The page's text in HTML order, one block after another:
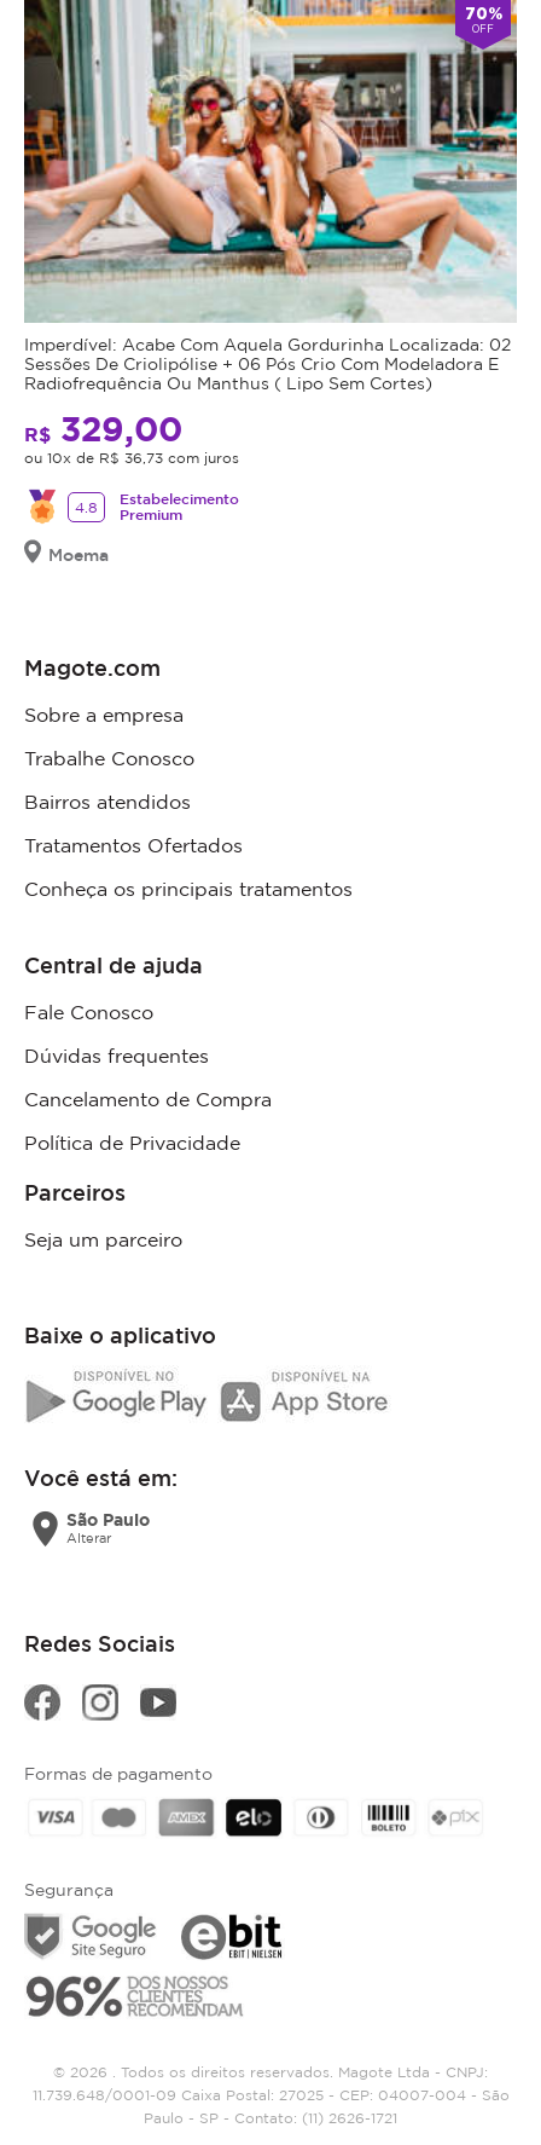
70%
OFF
Imperdível: Acabe Com Aquela Gordurinha Localizada: 02
Sessões De Criolipólise + 06 Pós Crio Com Modeladora E
Radiofrequência Ou Manthus ( Lipo Sem Cortes)
R$ 329,00
ou 10x de R$ 36,73 com juros
4.8
Estabelecimento
Premium
Moema
Magote.com
Sobre a empresa
Trabalhe Conosco
Bairros atendidos
Tratamentos Ofertados
Conheça os principais tratamentos
Central de ajuda
Fale Conosco
Dúvidas frequentes
Cancelamento de Compra
Política de Privacidade
Parceiros
Seja um parceiro
Baixe o aplicativo
Você está em:
location_on São Paulo
Alterar
Redes Sociais
Segurança
Formas de pagamento
© 2026 . Todos os direitos reservados. Magote Ltda - CNPJ:
11.739.648/0001-09 Caixa Postal: 27025 - CEP: 04007-004 - São
Paulo - SP - Contato: (11) 2626-1721